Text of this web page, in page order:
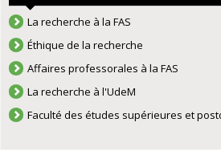
La recherche à la FAS
Éthique de la recherche
Affaires professorales à la FAS
La recherche à l'UdeM
Faculté des études supérieures et